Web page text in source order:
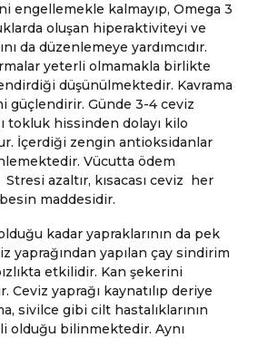
engellemekle kalmayıp, Omega 3
oluşan hiperaktiviteyi ve
da düzenlemeye yardımcıdır.
yeterli olmamakla birlikte
düşünülmektedir. Kavrama
güçlendirir. Günde 3-4 ceviz
tokluk hissinden dolayı kilo
İçerdiği zengin antioksidanlar
Vücutta ödem
azaltır, kısacası ceviz her
maddesidir.
kadar yapraklarının da pek
yaprağından yapılan çay sindirim
etkilidir. Kan şekerini
Ceviz yaprağı kaynatılıp deriye
sivilce gibi cilt hastalıklarının
olduğu bilinmektedir. Aynı